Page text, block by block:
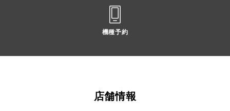
機種予約
店舗情報